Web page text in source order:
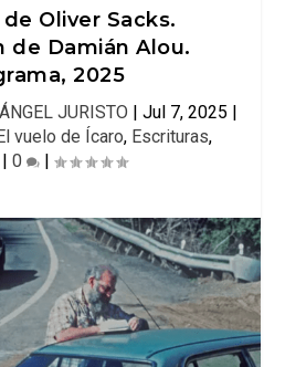
de Oliver Sacks.
de Damián Alou.
2025
JURISTO | Jul 7, 2025 |
vuelo de Ícaro, Escrituras,
| 0 |